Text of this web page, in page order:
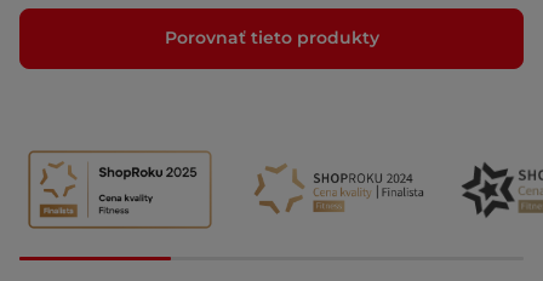
Porovnať tieto produkty